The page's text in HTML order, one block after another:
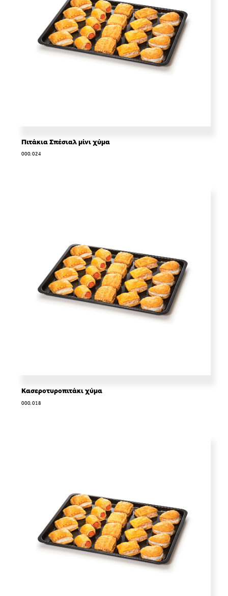
Πιτάκια Σπέσιαλ μίνι χύμα
000.024
Κασεροτυροπιτάκι χύμα
000.018